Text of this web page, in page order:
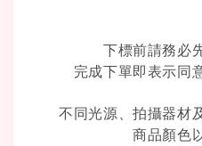
下標前請務必
完成下單即表示同
不同光源、拍攝器材
商品顏色